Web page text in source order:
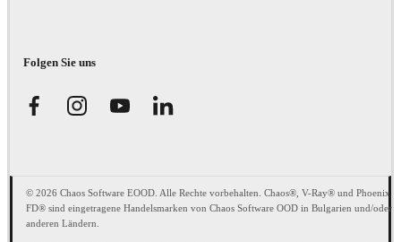
Folgen Sie uns
© 2026 Chaos Software EOOD. Alle Rechte vorbehalten. Chaos®, V-Ray® und Phoenix
FD® sind eingetragene Handelsmarken von Chaos Software OOD in Bulgarien und/oder
anderen Ländern.